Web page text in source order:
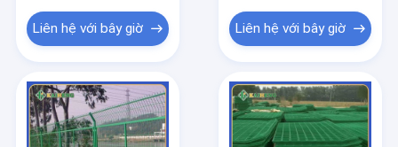
Các sản phẩm
Liên hệ với bây giờ Liên hệ với bây giờ